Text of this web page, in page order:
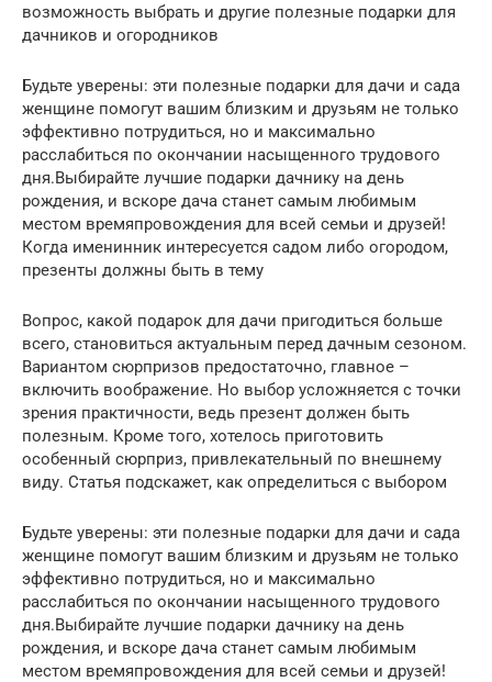
возможность выбрать и другие полезные подарки для
дачников и огородников
Будьте уверены: эти полезные подарки для дачи и сада
женщине помогут вашим близким и друзьям не только
эффективно потрудиться, но и максимально
расслабиться по окончании насыщенного трудового
дня.Выбирайте лучшие подарки дачнику на день
рождения, и вскоре дача станет самым любимым
местом времяпровождения для всей семьи и друзей!
Когда именинник интересуется садом либо огородом,
презенты должны быть в тему
Вопрос, какой подарок для дачи пригодиться больше
всего, становиться актуальным перед дачным сезоном.
Вариантом сюрпризов предостаточно, главное –
включить воображение. Но выбор усложняется с точки
зрения практичности, ведь презент должен быть
полезным. Кроме того, хотелось приготовить
особенный сюрприз, привлекательный по внешнему
виду. Статья подскажет, как определиться с выбором
Будьте уверены: эти полезные подарки для дачи и сада
женщине помогут вашим близким и друзьям не только
эффективно потрудиться, но и максимально
расслабиться по окончании насыщенного трудового
дня.Выбирайте лучшие подарки дачнику на день
рождения, и вскоре дача станет самым любимым
местом времяпровождения для всей семьи и друзей!